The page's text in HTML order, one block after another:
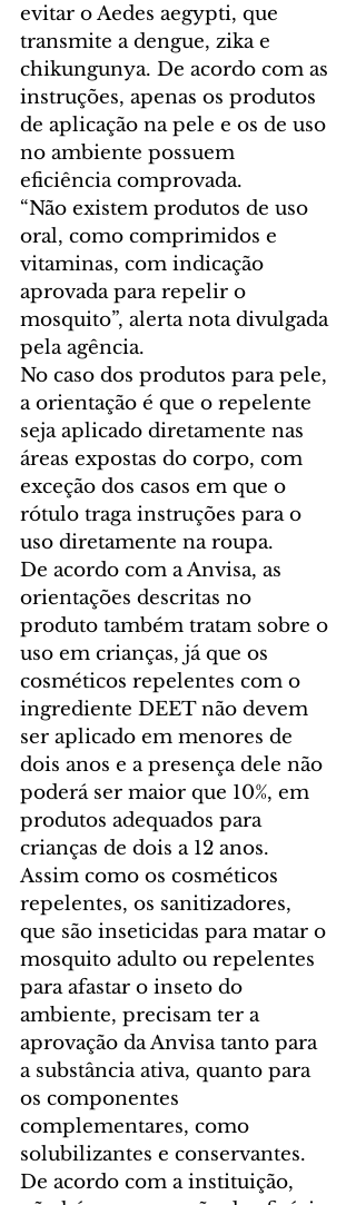
evitar o Aedes aegypti, que
transmite a dengue, zika e
chikungunya. De acordo com as
instruções, apenas os produtos
de aplicação na pele e os de uso
no ambiente possuem
eficiência comprovada.
“Não existem produtos de uso
oral, como comprimidos e
vitaminas, com indicação
aprovada para repelir o
mosquito”, alerta nota divulgada
pela agência.
No caso dos produtos para pele,
a orientação é que o repelente
seja aplicado diretamente nas
áreas expostas do corpo, com
exceção dos casos em que o
rótulo traga instruções para o
uso diretamente na roupa.
De acordo com a Anvisa, as
orientações descritas no
produto também tratam sobre o
uso em crianças, já que os
cosméticos repelentes com o
ingrediente DEET não devem
ser aplicado em menores de
dois anos e a presença dele não
poderá ser maior que 10%, em
produtos adequados para
crianças de dois a 12 anos.
Assim como os cosméticos
repelentes, os sanitizadores,
que são inseticidas para matar o
mosquito adulto ou repelentes
para afastar o inseto do
ambiente, precisam ter a
aprovação da Anvisa tanto para
a substância ativa, quanto para
os componentes
complementares, como
solubilizantes e conservantes.
De acordo com a instituição,